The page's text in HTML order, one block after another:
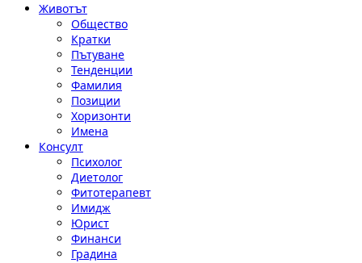
Животът
Общество
Кратки
Пътуване
Тенденции
Фамилия
Позиции
Хоризонти
Имена
Консулт
Психолог
Диетолог
Фитотерапевт
Имидж
Юрист
Финанси
Градина